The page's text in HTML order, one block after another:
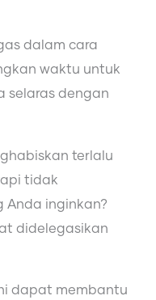
dalam cara
waktu untuk
selaras dengan
terlalu
tidak
Anda inginkan?
didelegasikan
dapat membantu